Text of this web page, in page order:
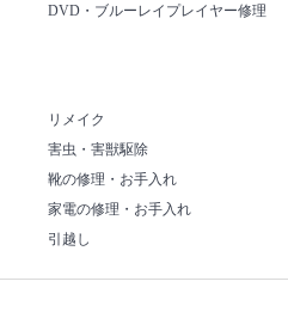
DVD・ブルーレイプレイヤー修理
リメイク
害虫・害獣駆除
靴の修理・お手入れ
家電の修理・お手入れ
引越し